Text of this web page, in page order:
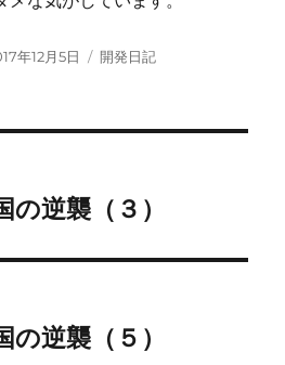
年12月5日
カ
開発日記
逆襲（３）
逆襲（５）